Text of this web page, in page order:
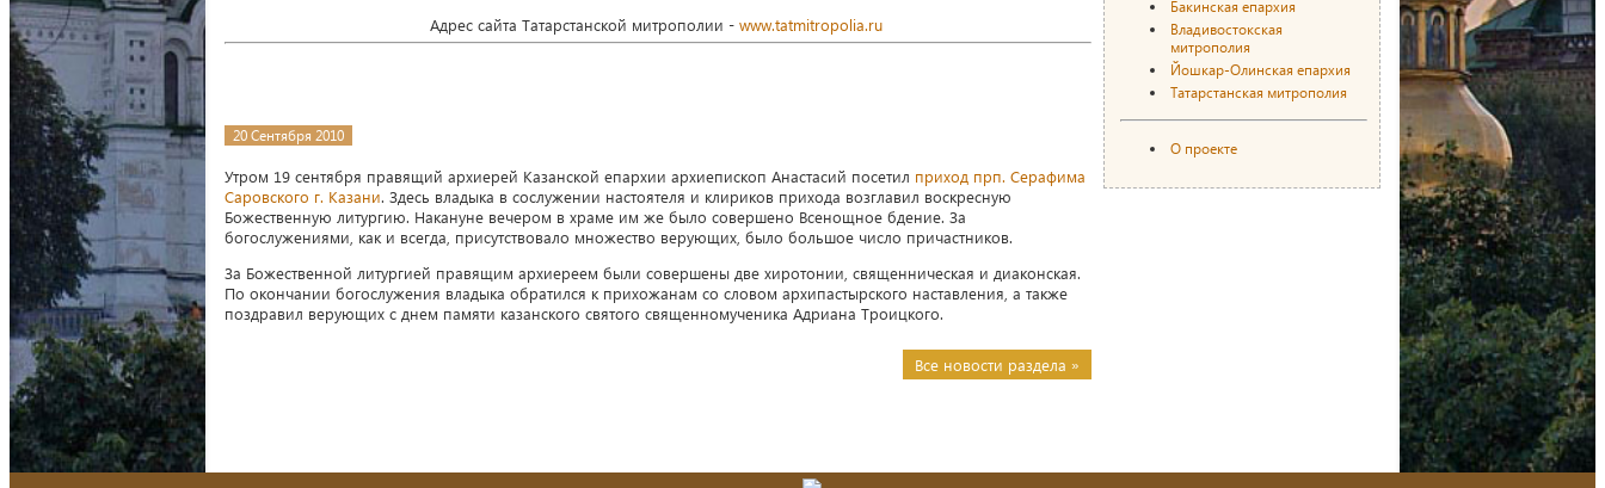
Адрес сайта Татарстанской митрополии - www.tatmitropolia.ru
20 Сентября 2010
Утром 19 сентября правящий архиерей Казанской епархии архиепископ Анастасий посетил приход прп. Серафима
Саровского г. Казани. Здесь владыка в сослужении настоятеля и клириков прихода возглавил воскресную
Божественную литургию. Накануне вечером в храме им же было совершено Всенощное бдение. За
богослужениями, как и всегда, присутствовало множество верующих, было большое число причастников.
За Божественной литургией правящим архиереем были совершены две хиротонии, священническая и диаконская.
По окончании богослужения владыка обратился к прихожанам со словом архипастырского наставления, а также
поздравил верующих с днем памяти казанского святого священномученика Адриана Троицкого.
Все новости раздела »
Бакинская епархия
Владивостокская
митрополия
Йошкар-Олинская епархия
Татарстанская митрополия
О проекте